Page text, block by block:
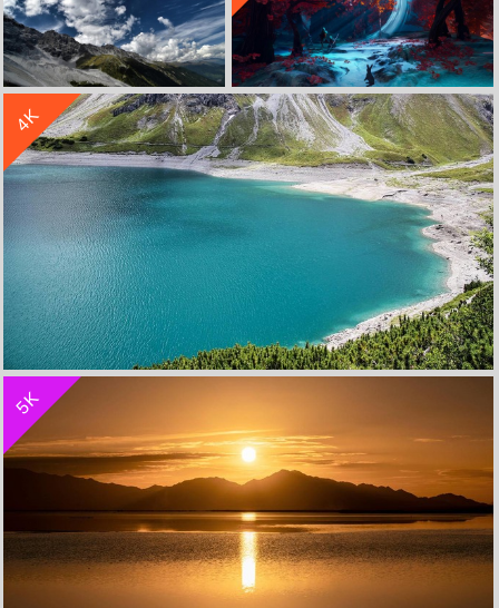
蓝天白云 山 4K高清风景壁纸 4K手机壁纸 枫叶林 兔子 人 昏暗 4K高清风景壁纸 4K手机壁纸
4K
立 即 下 载
收 藏
5K
立 即 下 载
收 藏